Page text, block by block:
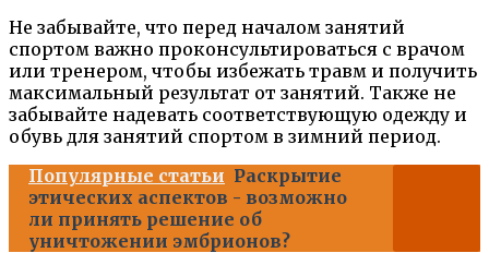
Не забывайте, что перед началом занятий
спортом важно проконсультироваться с врачом
или тренером, чтобы избежать травм и получить
максимальный результат от занятий. Также не
забывайте надевать соответствующую одежду и
обувь для занятий спортом в зимний период.
Популярные статьи Раскрытие
этических аспектов - возможно
ли принять решение об
уничтожении эмбрионов?